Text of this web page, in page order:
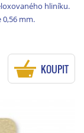
hliníku.
mm.
KOUPIT